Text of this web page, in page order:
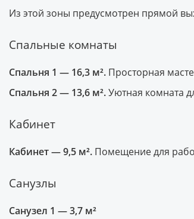
Из этой зоны предусмотрен прямой
Спальные комнаты
Спальня 1 — 16,3 м². Просторная
Спальня 2 — 13,6 м².Уютная комната
Кабинет
Кабинет — 9,5 м². Помещение для
Санузлы
Санузел 1 — 3,7 м²